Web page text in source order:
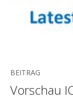
BEITRAG
Vorschau